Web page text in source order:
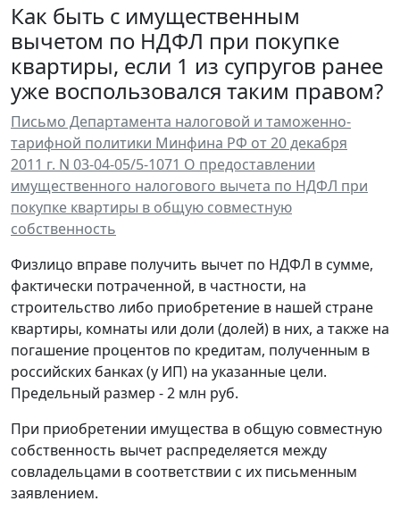
Как быть с имущественным
вычетом по НДФЛ при покупке
квартиры, если 1 из супругов ранее
уже воспользовался таким правом?
Письмо Департамента налоговой и таможенно-
тарифной политики Минфина РФ от 20 декабря
2011 г. N 03-04-05/5-1071 О предоставлении
имущественного налогового вычета по НДФЛ при
покупке квартиры в общую совместную
собственность
Физлицо вправе получить вычет по НДФЛ в сумме,
фактически потраченной, в частности, на
строительство либо приобретение в нашей стране
квартиры, комнаты или доли (долей) в них, а также на
погашение процентов по кредитам, полученным в
российских банках (у ИП) на указанные цели.
Предельный размер - 2 млн руб.
При приобретении имущества в общую совместную
собственность вычет распределяется между
совладельцами в соответствии с их письменным
заявлением.